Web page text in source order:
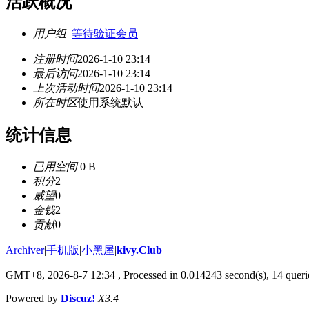
用户组 等待验证会员
注册时间2026-1-10 23:14
最后访问2026-1-10 23:14
上次活动时间2026-1-10 23:14
所在时区使用系统默认
统计信息
已用空间0 B
积分2
威望0
金钱2
贡献0
Archiver|手机版|小黑屋|kivy.Club
GMT+8, 2026-8-7 12:34 , Processed in 0.014243 second(s), 14
Powered by Discuz! X3.4